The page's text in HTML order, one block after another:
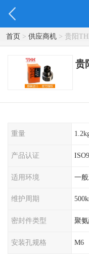
首页> 供应商机> 贵阳
贵
重量
产品认证
适用环境 一
维护周期
密封件类型 聚
安装孔规格 M6